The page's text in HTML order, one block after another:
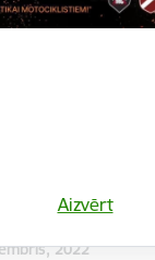
Aizvērt
2022